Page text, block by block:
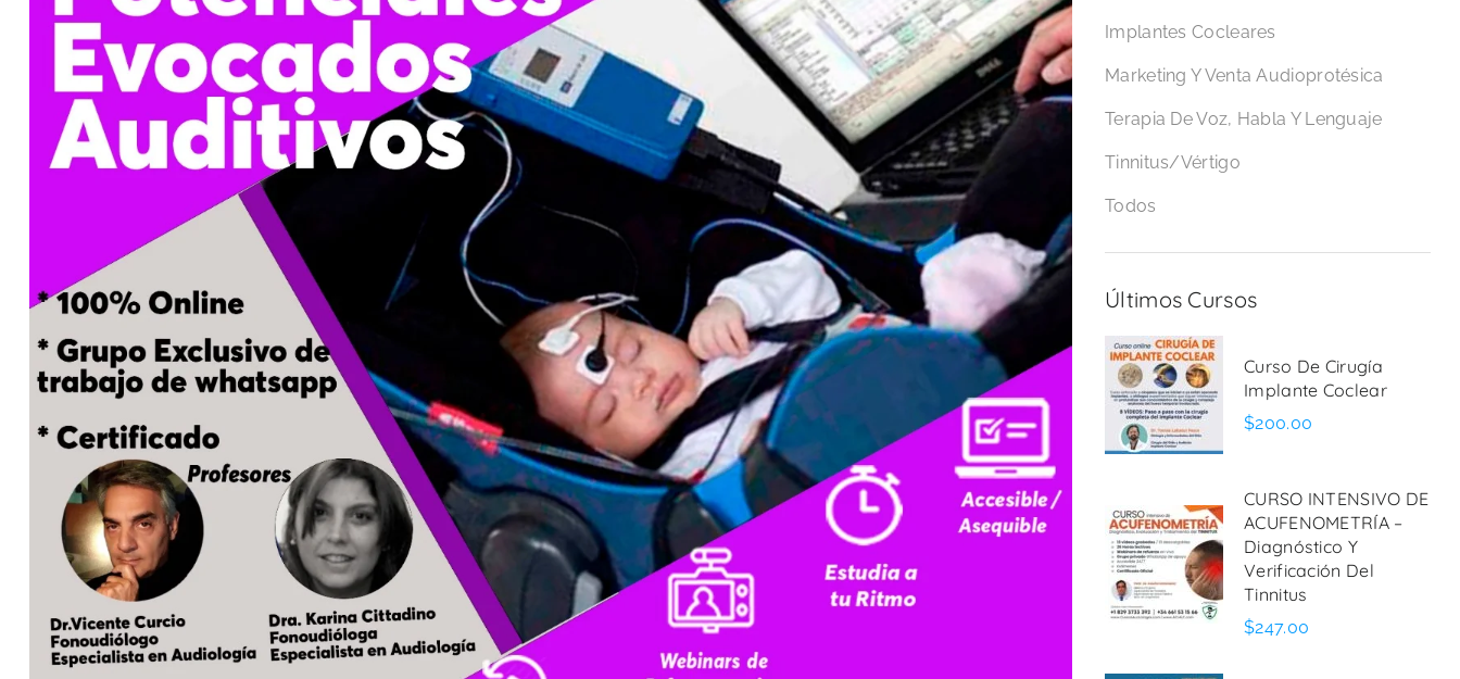
Implantes Cocleares
Marketing Y Venta Audioprotésica
Terapia De Voz, Habla Y Lenguaje
Tinnitus/Vértigo
Todos
Últimos Cursos
Curso De Cirugía
Implante Coclear
$200.00
CURSO INTENSIVO DE
ACUFENOMETRÍA –
Diagnóstico Y
Verificación Del
Tinnitus
$247.00